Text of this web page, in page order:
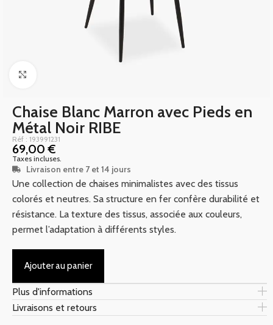
Chaise Blanc Marron avec Pieds en
Métal Noir RIBE
Réf : 193991231
69,00€
Taxes incluses.
Livraison entre 7 et 14 jours
Une collection de chaises minimalistes avec des tissus
colorés et neutres. Sa structure en fer confère durabilité et
résistance. La texture des tissus, associée aux couleurs,
permet l’adaptation à différents styles.
Ajouter au panier
Plus d'informations
Livraisons et retours